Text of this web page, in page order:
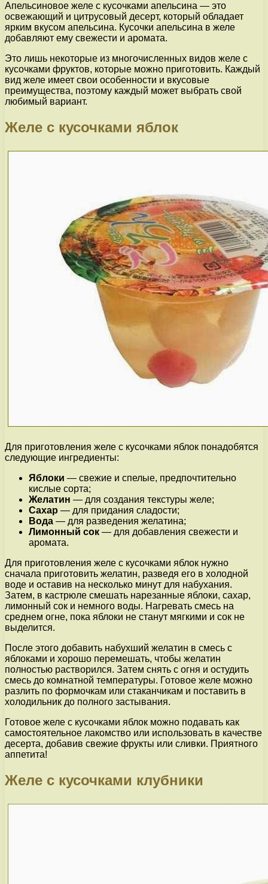
Апельсиновое желе с кусочками апельсина — это
освежающий и цитрусовый десерт, который обладает
ярким вкусом апельсина. Кусочки апельсина в желе
добавляют ему свежести и аромата.
Это лишь некоторые из многочисленных видов желе с
кусочками фруктов, которые можно приготовить. Каждый
вид желе имеет свои особенности и вкусовые
преимущества, поэтому каждый может выбрать свой
любимый вариант.
Желе с кусочками яблок
Для приготовления желе с кусочками яблок понадобятся
следующие ингредиенты:
Яблоки — свежие и спелые, предпочтительно
кислые сорта;
Желатин — для создания текстуры желе;
Сахар — для придания сладости;
Вода — для разведения желатина;
Лимонный сок — для добавления свежести и
аромата.
Для приготовления желе с кусочками яблок нужно
сначала приготовить желатин, разведя его в холодной
воде и оставив на несколько минут для набухания.
Затем, в кастрюле смешать нарезанные яблоки, сахар,
лимонный сок и немного воды. Нагревать смесь на
среднем огне, пока яблоки не станут мягкими и сок не
выделится.
После этого добавить набухший желатин в смесь с
яблоками и хорошо перемешать, чтобы желатин
полностью растворился. Затем снять с огня и остудить
смесь до комнатной температуры. Готовое желе можно
разлить по формочкам или стаканчикам и поставить в
холодильник до полного застывания.
Готовое желе с кусочками яблок можно подавать как
самостоятельное лакомство или использовать в качестве
десерта, добавив свежие фрукты или сливки. Приятного
аппетита!
Желе с кусочками клубники